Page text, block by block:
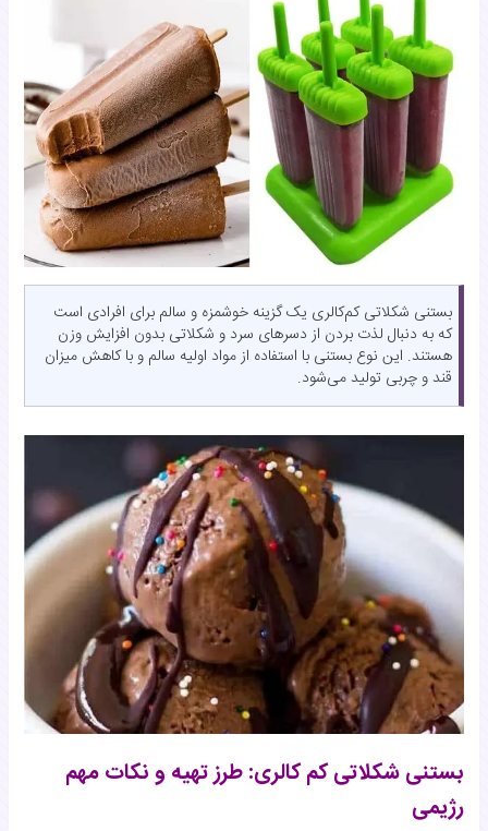
بستنی شکلاتی کم‌کالری یک گزینه خوشمزه و سالم برای افرادی است
که به دنبال لذت بردن از دسرهای سرد و شکلاتی بدون افزایش وزن
هستند. این نوع بستنی با استفاده از مواد اولیه سالم و با کاهش میزان
قند و چربی تولید می‌شود.
بستنی شکلاتی کم‌ کالری: طرز تهیه و نکات مهم
رژیمی